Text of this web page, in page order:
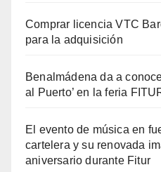
Comprar licencia VTC
para la adquisición
Benalmádena da a
al Puerto’ en la feria
El evento de música en
cartelera y su renovada
aniversario durante Fitur